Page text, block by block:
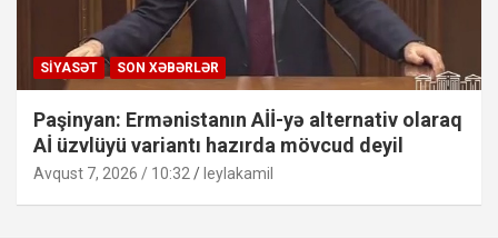
SIYASƏT SON XƏBƏRLƏR
Paşinyan: Ermənistanın Aİİ-yə alternativ olaraq
Aİ üzvlüyü variantı hazırda mövcud deyil
Avqust 7, 2026 / 10:32 leylakamil